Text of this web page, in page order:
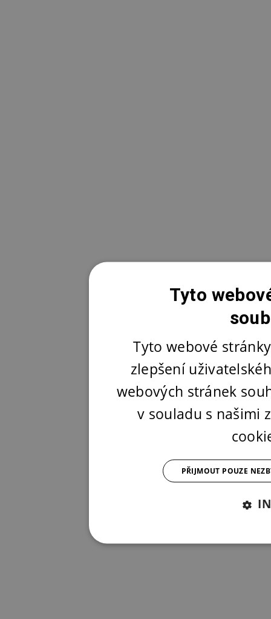
Tyto
Tyto webové
zlepšení
webových stránek
v souladu s našimi
PŘIJMOUT POUZE